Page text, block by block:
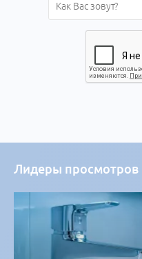
Лидеры просмотров